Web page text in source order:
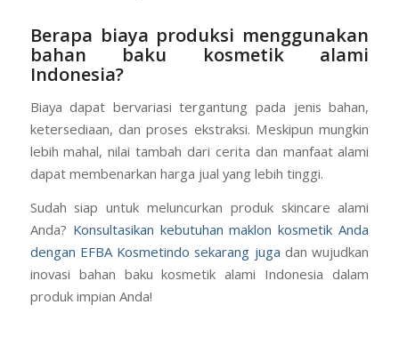
Berapa biaya produksi menggunakan
bahan baku kosmetik alami
Indonesia?
Biaya dapat bervariasi tergantung pada jenis bahan,
ketersediaan, dan proses ekstraksi. Meskipun mungkin
lebih mahal, nilai tambah dari cerita dan manfaat alami
dapat membenarkan harga jual yang lebih tinggi.
Sudah siap untuk meluncurkan produk skincare alami
Anda? Konsultasikan kebutuhan maklon kosmetik Anda
dengan EFBA Kosmetindo sekarang juga dan wujudkan
inovasi bahan baku kosmetik alami Indonesia dalam
produk impian Anda!